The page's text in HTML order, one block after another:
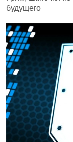
будущего